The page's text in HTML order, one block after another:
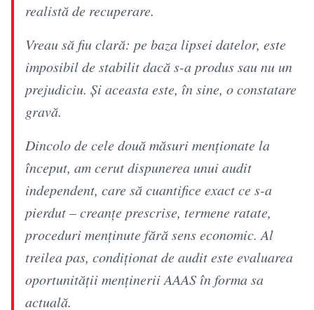
realistă de recuperare.
Vreau să fiu clară: pe baza lipsei datelor, este
imposibil de stabilit dacă s-a produs sau nu un
prejudiciu. Și aceasta este, în sine, o constatare
gravă.
Dincolo de cele două măsuri menționate la
început, am cerut dispunerea unui audit
independent, care să cuantifice exact ce s-a
pierdut – creanțe prescrise, termene ratate,
proceduri menținute fără sens economic. Al
treilea pas, condiționat de audit este evaluarea
oportunității menținerii AAAS în forma sa
actuală.